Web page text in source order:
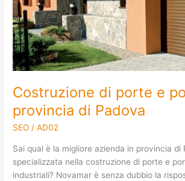
Costruzione di porte e
provincia di Padova
SEO /AD02
Sai qual è la migliore azienda in provincia di
specializzata nella costruzione di porte e
industriali? Novamar è senza dubbio la
in
provincia
di
Padova